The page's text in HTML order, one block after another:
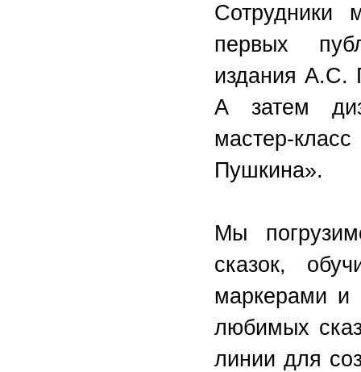
Сотрудники
первых
издания А.С.
А затем
мастер-
Пушкина».
Мы
сказок,
маркерами и
любимых
линии для